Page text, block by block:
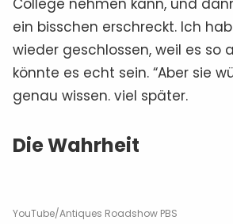
College nehmen kann, und
ein bisschen erschreckt. Ich
wieder geschlossen, weil es so
könnte es echt sein. “Aber sie
genau wissen. viel später.
Die Wahrheit
YouTube/Antiques Roadshow PBS